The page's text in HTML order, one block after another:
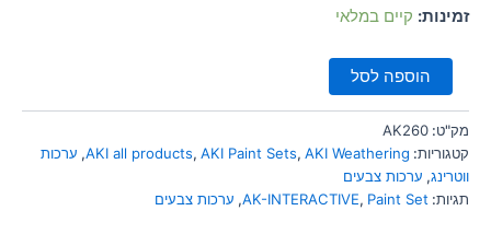
font_download
כל
זמינות: קיים במלאי
הוספה לסל
מק"ט: AK260
קטגוריות:
AKI all products, AKI Paint Sets, AKI Weathering
, ערכות
ווטרינג, ערכות צבעים
תגיות:
AK-INTERACTIVE, Paint Set
, ערכות צבעים